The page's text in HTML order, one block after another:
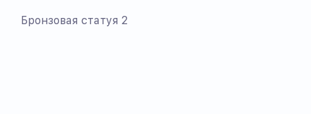
Бронзовая статуя 2